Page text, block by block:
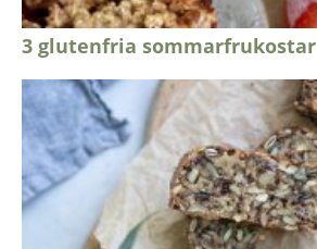
3 glutenfria sommarfrukostar